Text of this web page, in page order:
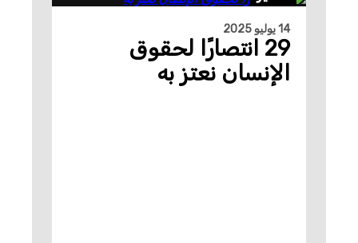
14 يوليو 2025
29 انتصارًا لحقوق
الإنسان نعتز به